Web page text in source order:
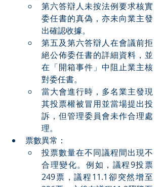
第六答辯人未按法例要求核實
委任書的真偽，亦未向業主發
出確認收據。
第五及第六答辯人在會議前拒
絕公佈委任書的詳細資料，並
在「開箱事件」中阻止業主核
對委任書。
當大會進行時，多名業主發現
其投票權被冒用並當場提出投
訴，但管理委員會未作合理處
理。
票數異常：
投票數量在不同議程間出現不
合理變化。例如，議程9投票
249票，議程11.1卻突然增至